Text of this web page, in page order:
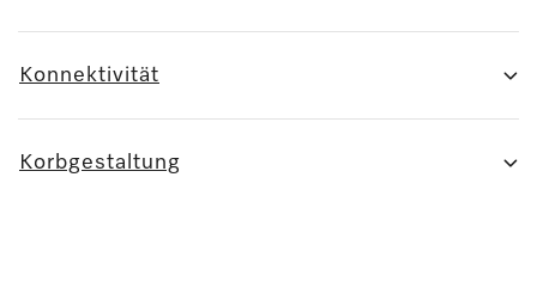
Konnektivität
Korbgestaltung